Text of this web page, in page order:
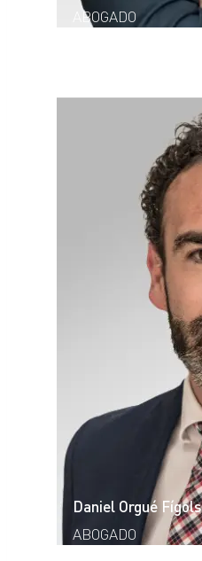
ABOGADO
Daniel Orgué Fígols
ABOGADO